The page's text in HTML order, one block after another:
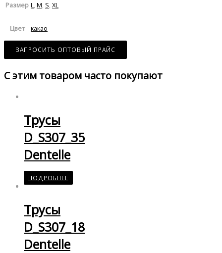
Размер L,M, S,XL
Цвет какао
ЗАПРОСИТЬ ОПТОВЫЙ ПРАЙС
С этим товаром часто покупают
Трусы
D_S307_35
Dentelle
ПОДРОБНЕЕ
Трусы
D_S307_18
Dentelle